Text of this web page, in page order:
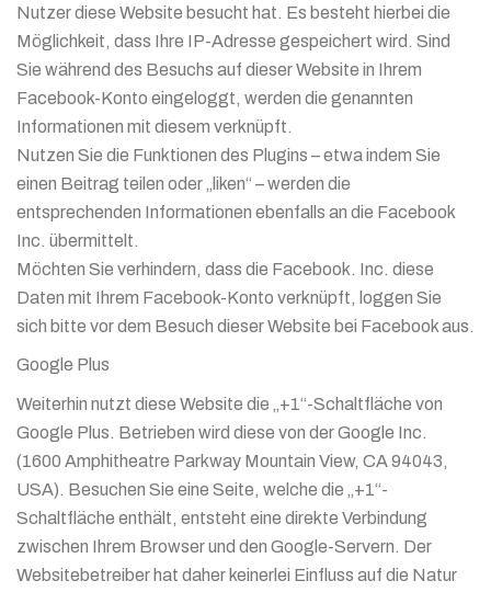
Nutzer diese Website besucht hat. Es besteht hierbei die
Möglichkeit, dass Ihre IP-Adresse gespeichert wird. Sind
Sie während des Besuchs auf dieser Website in Ihrem
Facebook-Konto eingeloggt, werden die genannten
Informationen mit diesem verknüpft.
Nutzen Sie die Funktionen des Plugins – etwa indem Sie
einen Beitrag teilen oder „liken“ – werden die
entsprechenden Informationen ebenfalls an die Facebook
Inc. übermittelt.
Möchten Sie verhindern, dass die Facebook. Inc. diese
Daten mit Ihrem Facebook-Konto verknüpft, loggen Sie
sich bitte vor dem Besuch dieser Website bei Facebook aus.
Google Plus
Weiterhin nutzt diese Website die „+1“-Schaltfläche von
Google Plus. Betrieben wird diese von der Google Inc.
(1600 Amphitheatre Parkway Mountain View, CA 94043,
USA). Besuchen Sie eine Seite, welche die „+1“-
Schaltfläche enthält, entsteht eine direkte Verbindung
zwischen Ihrem Browser und den Google-Servern. Der
Websitebetreiber hat daher keinerlei Einfluss auf die Natur